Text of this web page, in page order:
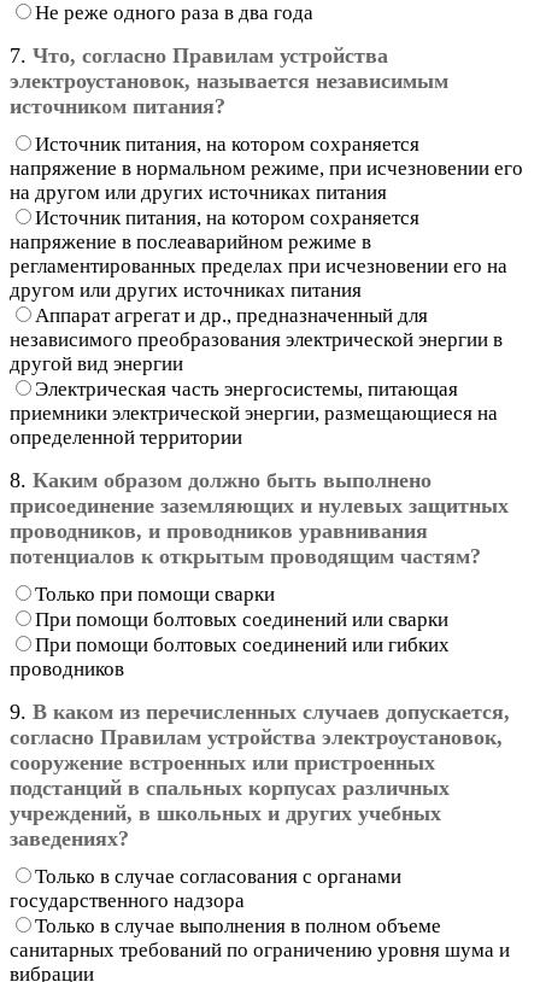
Не реже одного раза в два года
7. Что, согласно Правилам устройства
электроустановок, называется независимым
источником питания?
Источник питания, на котором сохраняется
напряжение в нормальном режиме, при исчезновении его
на другом или других источниках питания
Источник питания, на котором сохраняется
напряжение в послеаварийном режиме в
регламентированных пределах при исчезновении его на
другом или других источниках питания
Аппарат агрегат и др., предназначенный для
независимого преобразования электрической энергии в
другой вид энергии
Электрическая часть энергосистемы, питающая
приемники электрической энергии, размещающиеся на
определенной территории
8. Каким образом должно быть выполнено
присоединение заземляющих и нулевых защитных
проводников, и проводников уравнивания
потенциалов к открытым проводящим частям?
Только при помощи сварки
При помощи болтовых соединений или сварки
При помощи болтовых соединений или гибких
проводников
9. В каком из перечисленных случаев допускается,
согласно Правилам устройства электроустановок,
сооружение встроенных или пристроенных
подстанций в спальных корпусах различных
учреждений, в школьных и других учебных
заведениях?
Только в случае согласования с органами
государственного надзора
Только в случае выполнения в полном объеме
санитарных требований по ограничению уровня шума и
вибрации